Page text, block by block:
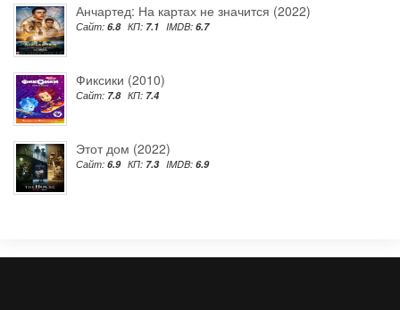
Анчартед: На картах не значится (2022)
Сайт: 6.8 КП: 7.1 IMDB: 6.7
Фиксики (2010)
Сайт: 7.8 КП: 7.4
Этот дом (2022)
Сайт: 6.9 КП: 7.3 IMDB: 6.9